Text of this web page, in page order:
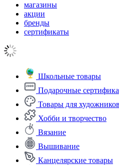
магазины
акции
бренды
сертификаты
Школьные товары
Подарочные
Товары для художников
Хобби и творчество
Вязание
Вышивание
Канцелярские товары